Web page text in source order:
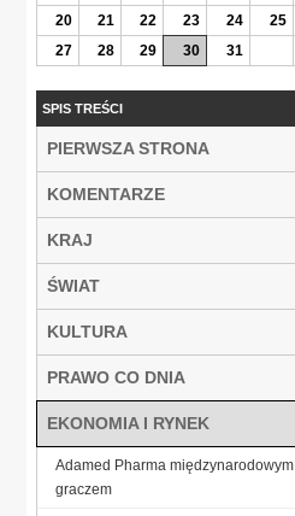
20
21 22 23 24 25
27
28 29 30 31
SPIS TREŚCI
PIERWSZA STRONA
KOMENTARZE
KRAJ
ŚWIAT
KULTURA
PRAWO CO DNIA
EKONOMIA I RYNEK
Adamed Pharma międzynarodowym
graczem